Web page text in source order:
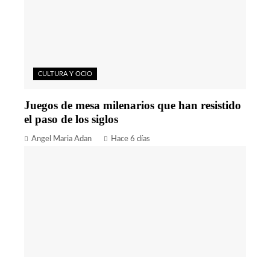
CULTURA Y OCIO
Juegos de mesa milenarios que han resistido
el paso de los siglos
Angel Maria Adan Hace 6 días